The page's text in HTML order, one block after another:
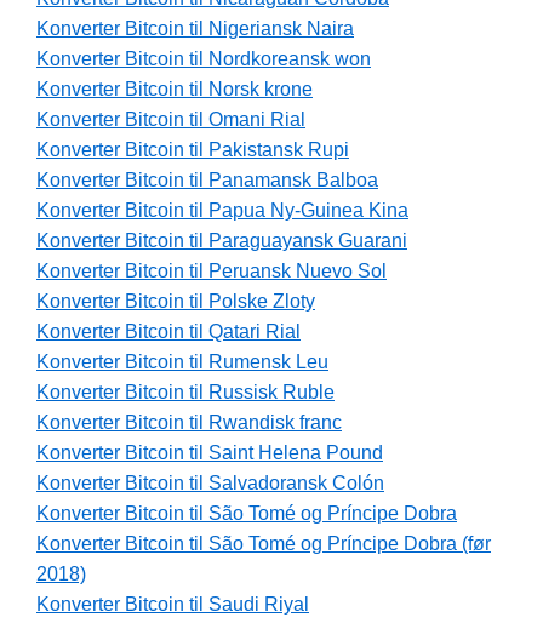
Konverter Bitcoin til Nigeriansk Naira
Konverter Bitcoin til Nordkoreansk won
Konverter Bitcoin til Norsk krone
Konverter Bitcoin til Omani Rial
Konverter Bitcoin til Pakistansk Rupi
Konverter Bitcoin til Panamansk Balboa
Konverter Bitcoin til Papua Ny-Guinea Kina
Konverter Bitcoin til Paraguayansk Guarani
Konverter Bitcoin til Peruansk Nuevo Sol
Konverter Bitcoin til Polske Zloty
Konverter Bitcoin til Qatari Rial
Konverter Bitcoin til Rumensk Leu
Konverter Bitcoin til Russisk Ruble
Konverter Bitcoin til Rwandisk franc
Konverter Bitcoin til Saint Helena Pound
Konverter Bitcoin til Salvadoransk Colón
Konverter Bitcoin til São Tomé og Príncipe Dobra
Konverter Bitcoin til São Tomé og Príncipe Dobra (før
2018)
Konverter Bitcoin til Saudi Riyal